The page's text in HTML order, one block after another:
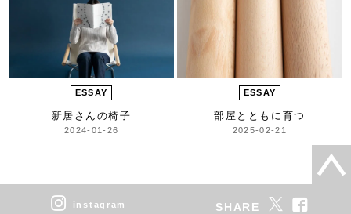
ESSAY
新居さんの椅子
2024-01-26
ESSAY
部屋とともに育つ
2025-02-21
instagram SHARE